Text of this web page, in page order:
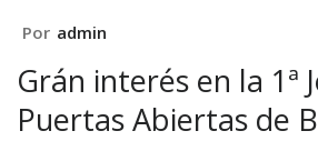
Por admin
Grán interés en la 1ª
Puertas Abiertas de